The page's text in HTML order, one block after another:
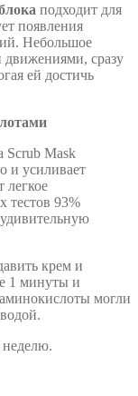
подходит для
появления
Небольшое
движениями, сразу
ей достичь
Scrub Mask
и усиливает
легкое
тестов 93%
крем и
1 минуты и
могли
неделю.